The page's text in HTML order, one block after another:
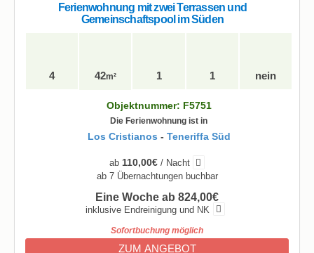
Ferienwohnung mit zwei Terrassen und
Gemeinschaftspool im Süden
4 42m² 1 1 nein
Objektnummer: F5751
Die Ferienwohnung ist in
Los Cristianos - Teneriffa Süd
ab 110,00€ / Nacht
ab 7 Übernachtungen buchbar
Eine Woche ab 824,00€
inklusive Endreinigung und NK
Sofortbuchung möglich
ZUM ANGEBOT